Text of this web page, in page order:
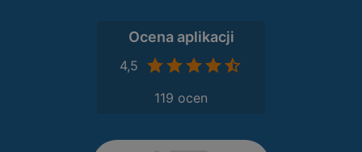
Ocena aplikacji
4,5
119 ocen